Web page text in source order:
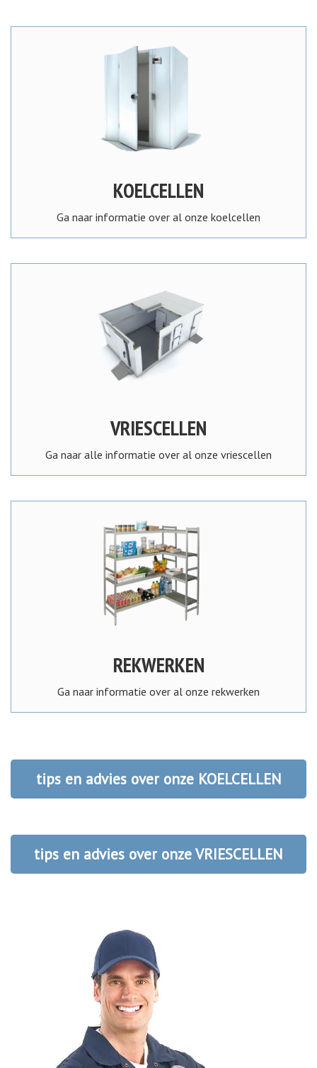
KOELCELLEN
Ga naar informatie over al onze koelcellen
VRIESCELLEN
Ga naar alle informatie over al onze vriescellen
REKWERKEN
Ga naar informatie over al onze rekwerken
tips en advies over onze KOELCELLEN
tips en advies over onze VRIESCELLEN